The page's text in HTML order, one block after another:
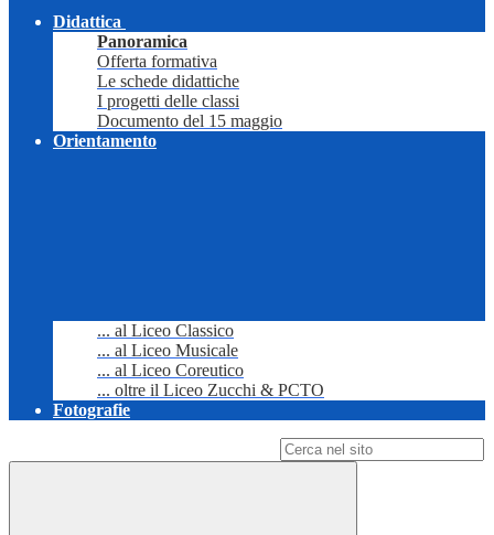
Didattica
Panoramica
Offerta formativa
Le schede didattiche
I progetti delle classi
Documento del 15 maggio
Orientamento
... al Liceo Classico
... al Liceo Musicale
... al Liceo Coreutico
... oltre il Liceo Zucchi & PCTO
Fotografie